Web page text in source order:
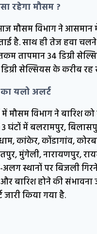
रहेगा मौसम ?
मौसम विभाग ने आसमान
है. साथ ही तेज हवा
तापमान 34 डिग्री
सेल्सियस के करीब
यलो अलर्ट
मौसम विभाग ने बारिश
घंटों में बलरामपुर,
कांकेर, कोंडागांव,
मुंगेली, नारायणपुर,
स्थानों पर बिजली
बारिश होने की संभावना
किया गया है.